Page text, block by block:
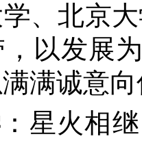
、北京
以发展
满诚意
：星火相